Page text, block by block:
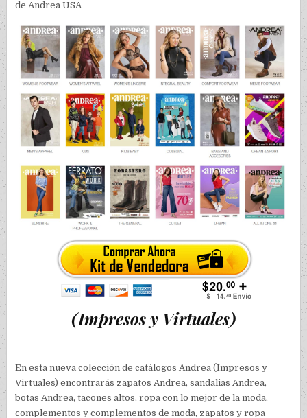
de Andrea USA
(Impresos y Virtuales)
En esta nueva colección de catálogos Andrea (Impresos y
Virtuales) encontrarás zapatos Andrea, sandalias Andrea,
botas Andrea, tacones altos, ropa con lo mejor de la moda,
complementos y complementos de moda, zapatos y ropa